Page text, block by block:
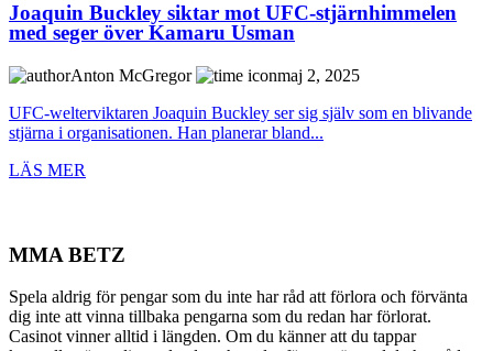
Joaquin Buckley siktar mot UFC-stjärnhimmelen
med seger över Kamaru Usman
Anton McGregor
maj 2, 2025
UFC-welterviktaren Joaquin Buckley ser sig själv som en blivande
stjärna i organisationen. Han planerar bland...
LÄS MER
MMA BETZ
Spela aldrig för pengar som du inte har råd att förlora och förvänta
dig inte att vinna tillbaka pengarna som du redan har förlorat.
Casinot vinner alltid i längden. Om du känner att du tappar